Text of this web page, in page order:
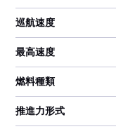
巡航速度
最高速度
燃料種類
推進力形式